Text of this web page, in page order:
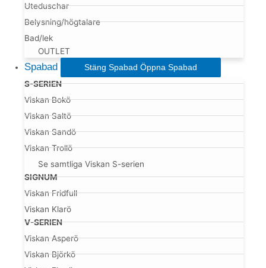
Uteduschar
Belysning/högtalare
Bad/lek
OUTLET
Spabad Stäng Spabad Öppna Spabad
S-SERIEN
Viskan Bokö
Viskan Saltö
Viskan Sandö
Viskan Trollö
Se samtliga Viskan S-serien
SIGNUM
Viskan Fridfull
Viskan Klarö
V-SERIEN
Viskan Asperö
Viskan Björkö